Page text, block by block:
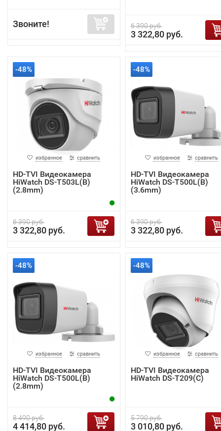
Звоните! 6 390 руб.
3 322,80 руб.
-48%
избранное сравнить
HD-TVI Видеокамера
HiWatch DS-T503L(B)
(2.8mm)
6 390 руб.
3 322,80 руб.
-48%
избранное сравнить
HD-TVI Видеокамера
HiWatch DS-T500L(B)
(3.6mm)
6 390 руб.
3 322,80 руб.
-48%
избранное сравнить
HD-TVI Видеокамера
HiWatch DS-T500L(B)
(2.8mm)
8 490 руб.
4 414,80 руб.
-48%
избранное сравнить
HD-TVI Видеокамера
HiWatch DS-T209(С)
5 790 руб.
3 010,80 руб.